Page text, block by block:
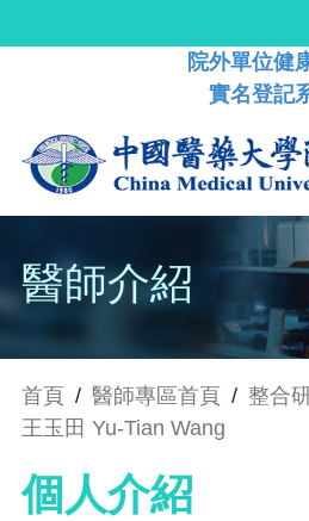
院外單位健
實名登記
醫師介紹
首頁 / 醫師專區首頁 / 整合
王玉田 Yu-Tian Wang
個人介紹